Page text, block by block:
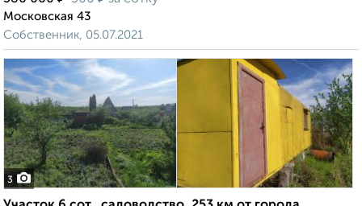
Московская 43
Собственник, 05.07.2021
3